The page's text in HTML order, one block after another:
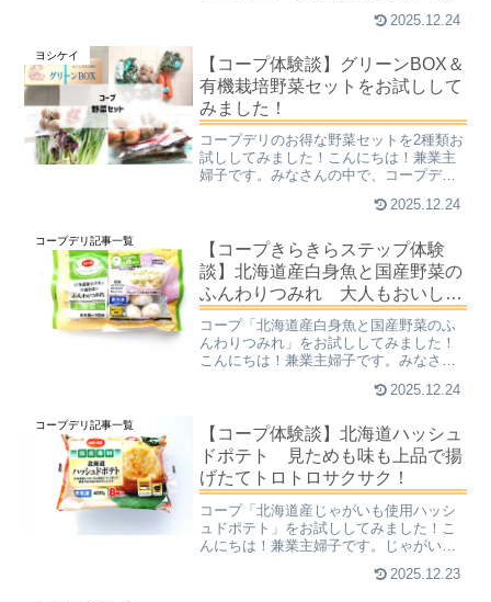
で、毎月１回は必ず注文しているものは
れましたが、最初この名前...
2025.12.24
ヨシケイ
【コープ体験談】グリーンBOX＆
有機栽培野菜セットをお試しして
みました！
コープデリのお得な野菜セットを2種類お
試ししてみました！こんにちは！兼業主
婦子です。みなさんの中で、コープデリ
れこれ10年以上もの間、コープデリの食
言わせていただくと「...
2025.12.24
コープデリ記事一覧
【コープきらきらステップ体験
談】北海道産白身魚と国産野菜の
ふんわりつみれ 大人もおいし
い！
コープ「北海道産白身魚と国産野菜のふ
んわりつみれ」をお試ししてみました！
こんにちは！兼業主婦子です。みなさ
は】主に魚肉や畜肉などのすり身（練り
わせた、団子状の食品のこと...
2025.12.24
コープデリ記事一覧
【コープ体験談】北海道ハッシュ
ドポテト 見ためも味も上品で揚
げたてトロトロサクサク！
コープ「北海道産じゃがいも使用ハッシ
ュドポテト」をお試ししてみました！こ
んにちは！兼業主婦子です。じゃがいも
作で、じゃがいもの値段が高騰しまくっ
2025.12.23